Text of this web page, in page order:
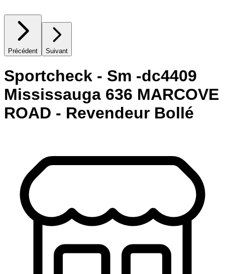
Précédent Suivant
Sportcheck - Sm -dc4409
Mississauga 636 MARCOVE
ROAD - Revendeur Bollé